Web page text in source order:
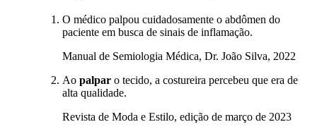
O médico palpou cuidadosamente o abdômen do
paciente em busca de sinais de inflamação.
Manual de Semiologia Médica, Dr. João Silva, 2022
Ao palpar o tecido, a costureira percebeu que era de
alta qualidade.
Revista de Moda e Estilo, edição de março de 2023